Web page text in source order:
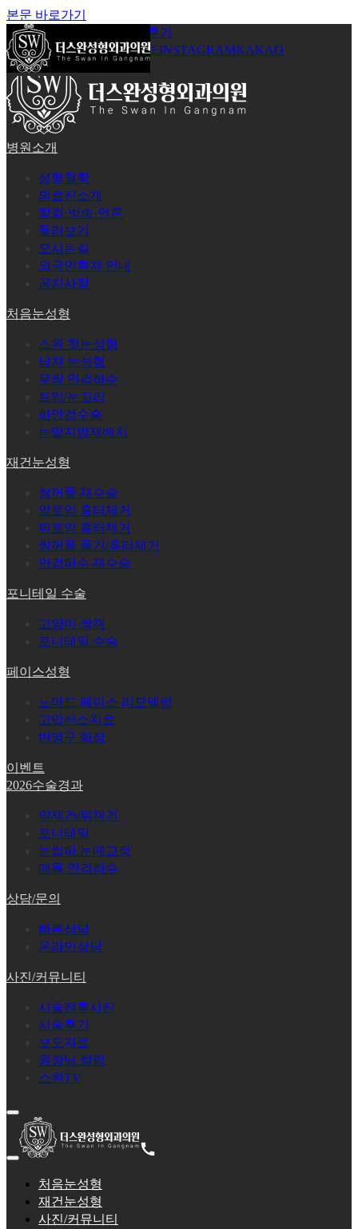
본문 바로가기
공지사항
시술후기
로그인회원가입YOUTUBEINSTAGRAMKAKAO
병원소개
성형철학
의료진소개
학회·방송·언론
둘러보기
오시는길
외국인환자 안내
공지사항
처음눈성형
스완 첫눈성형
남자 눈성형
무쌍 안검하수
트임/눈꼬리
하안검수술
눈밑지방재배치
재건눈성형
쌍꺼풀 재수술
앞트임 흉터제거
뒤트임 흉터제거
쌍꺼풀 풀기/흉터제거
안검하수 재수술
포니테일 수술
고양이 쌍재
포니테일 수술
페이스성형
노마드 페이스 리모델링
고압산소치료
반영구 화장
이벤트
2026수술경과
앞재건/뒤재건
포니테일
눈썹하 눈매교정
매몰 안검하수
상담/문의
빠른상담
온라인상담
사진/커뮤니티
시술전후사진
시술후기
보도자료
원장님 칼럼
스완TV
처음눈성형
재건눈성형
사진/커뮤니티